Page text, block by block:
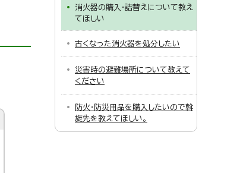
消火器の購入・詰替えについて教え
てほしい
古くなった消火器を処分したい
災害時の避難場所について教えて
ください
防火・防災用品を購入したいので斡
旋先を教えてほしい。